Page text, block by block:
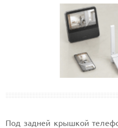
Под задней крышкой